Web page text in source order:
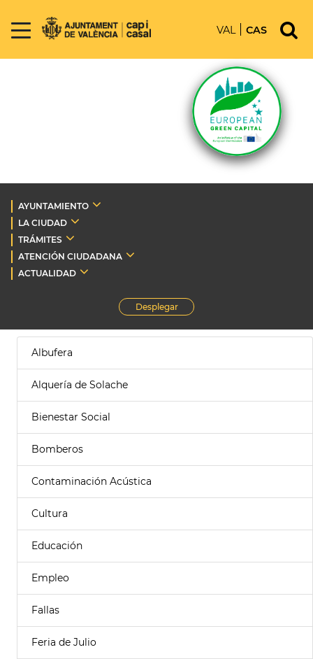
VAL CAS
AYUNTAMIENTO
LA CIUDAD
TRÁMITES
ATENCIÓN CIUDADANA
ACTUALIDAD
Desplegar
Albufera
Alquería de Solache
Bienestar Social
Bomberos
Contaminación Acústica
Cultura
Educación
Empleo
Fallas
Feria de Julio